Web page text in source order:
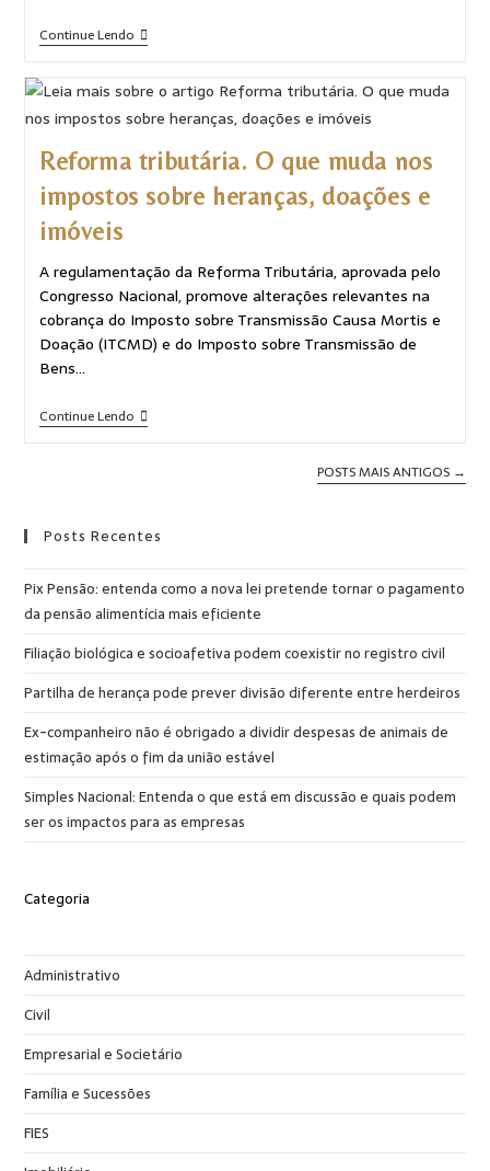
Continue Lendo
Reforma tributária. O que muda nos
impostos sobre heranças, doações e
imóveis
A regulamentação da Reforma Tributária, aprovada pelo
Congresso Nacional, promove alterações relevantes na
cobrança do Imposto sobre Transmissão Causa Mortis e
Doação (ITCMD) e do Imposto sobre Transmissão de
Bens…
Continue Lendo
POSTS MAIS ANTIGOS →
Posts Recentes
Pix Pensão: entenda como a nova lei pretende tornar o pagamento
da pensão alimentícia mais eficiente
Filiação biológica e socioafetiva podem coexistir no registro civil
Partilha de herança pode prever divisão diferente entre herdeiros
Ex-companheiro não é obrigado a dividir despesas de animais de
estimação após o fim da união estável
Simples Nacional: Entenda o que está em discussão e quais podem
ser os impactos para as empresas
Categoria
Administrativo
Civil
Empresarial e Societário
Família e Sucessões
FIES